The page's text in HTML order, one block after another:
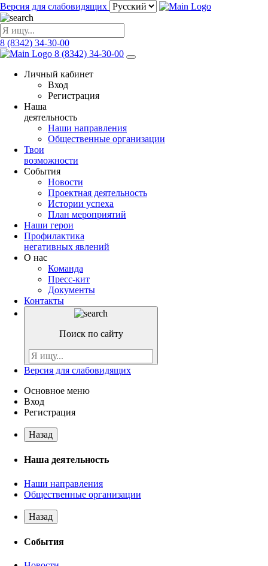
Версия для слабовидящих
8 (8342) 34-30-00
8 (8342) 34-30-00
Личный кабинет
Вход
Регистрация
Наша
деятельность
Наши направления
Общественные организации
Твои
возможности
События
Новости
Проектная деятельность
Истории успеха
План мероприятий
Наши герои
Профилактика
негативных явлений
О нас
Команда
Пресс-кит
Документы
Контакты
Поиск по сайту
Версия для слабовидящих
Основное меню
Вход
Регистрация
Назад
Наша деятельность
Наши направления
Общественные организации
Назад
События